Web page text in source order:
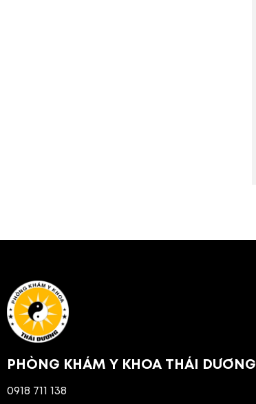
PHÒNG KHÁM Y KHOA THÁI DƯƠNG
0918 711 138